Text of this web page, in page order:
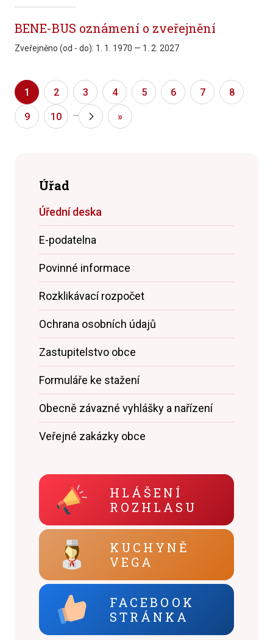
BENE-BUS oznámení o zveřejnění
Zveřejněno (od - do): 1. 1. 1970 — 1. 2. 2027
1 2 3 4 5 6 7 8
9 10 ... » »
Úřad
Úřední deska
E-podatelna
Povinné informace
Rozklikávací rozpočet
Ochrana osobních údajů
Zastupitelstvo obce
Formuláře ke stažení
Obecně závazné vyhlášky a nařízení
Veřejné zakázky obce
HLÁŠENÍ
ROZHLASU
KUCHYNĚ
VEGA
FACEBOOK
STRÁNKA